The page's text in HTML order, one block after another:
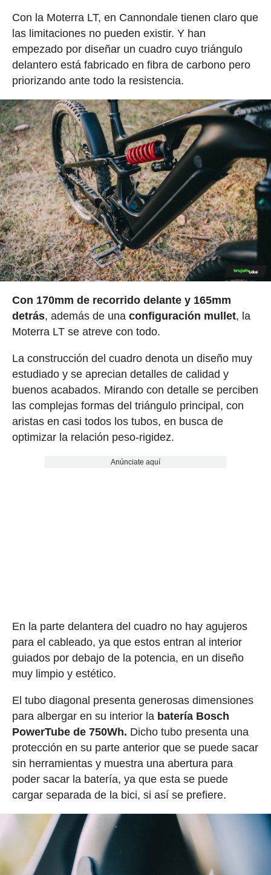
Con la Moterra LT, en Cannondale tienen claro que
las limitaciones no pueden existir. Y han
empezado por diseñar un cuadro cuyo triángulo
delantero está fabricado en fibra de carbono pero
priorizando ante todo la resistencia.
Con 170mm de recorrido delante y 165mm
detrás, además de una configuración mullet, la
Moterra LT se atreve con todo.
La construcción del cuadro denota un diseño muy
estudiado y se aprecian detalles de calidad y
buenos acabados. Mirando con detalle se perciben
las complejas formas del triángulo principal, con
aristas en casi todos los tubos, en busca de
optimizar la relación peso-rigidez.
Anúnciate aquí
En la parte delantera del cuadro no hay agujeros
para el cableado, ya que estos entran al interior
guiados por debajo de la potencia, en un diseño
muy limpio y estético.
El tubo diagonal presenta generosas dimensiones
para albergar en su interior la batería Bosch
PowerTube de 750Wh. Dicho tubo presenta una
protección en su parte anterior que se puede sacar
sin herramientas y muestra una abertura para
poder sacar la batería, ya que esta se puede
cargar separada de la bici, si así se prefiere.